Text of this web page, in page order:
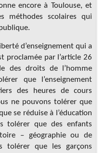
encore à Toulouse, et
méthodes scolaires qui
d’enseignement qui a
proclamée par l’article 26
des droits de l’homme
que l’enseignement
des heures de cours
ne pouvons tolérer que
se réduise à l’éducation
tolérer que des enfants
– géographie ou de
tolérer que les garçons